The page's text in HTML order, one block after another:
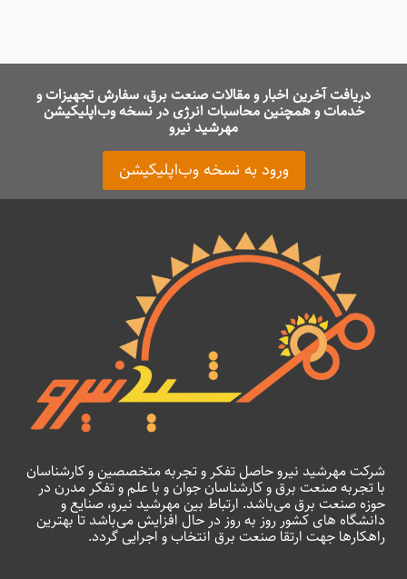
دریافت آخرین اخبار و مقالات صنعت برق، سفارش تجهیزات و
خدمات و همچنین محاسبات انرژی در نسخه وب‌اپلیکیشن
مهرشید نیرو
ورود به نسخه وب‌اپلیکیشن
شرکت مهرشید نیرو حاصل تفکر و تجربه متخصصین و کارشناسان
با تجربه صنعت برق و کارشناسان جوان و با علم و تفکر مدرن در
حوزه صنعت برق می‌باشد. ارتباط بین مهرشید نیرو، صنایع و
دانشگاه های کشور روز به روز در حال افزایش می‌باشد تا بهترین
راهکارها جهت ارتقا صنعت برق انتخاب و اجرایی گردد.